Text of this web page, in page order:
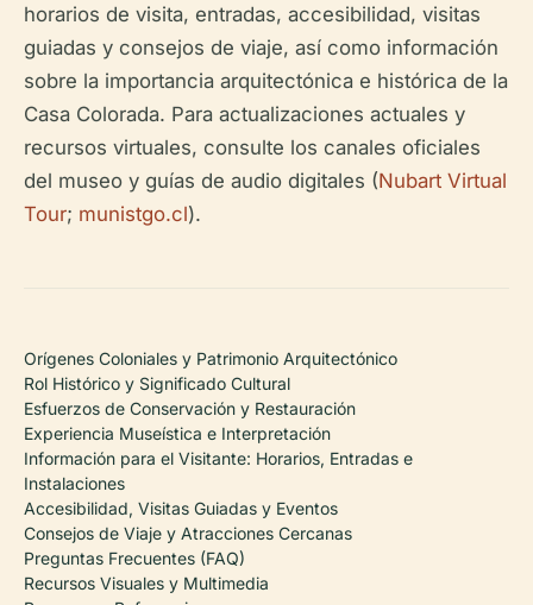
horarios de visita, entradas, accesibilidad, visitas
guiadas y consejos de viaje, así como información
sobre la importancia arquitectónica e histórica de la
Casa Colorada. Para actualizaciones actuales y
recursos virtuales, consulte los canales oficiales
del museo y guías de audio digitales (Nubart Virtual
Tour; munistgo.cl).
Orígenes Coloniales y Patrimonio Arquitectónico
Rol Histórico y Significado Cultural
Esfuerzos de Conservación y Restauración
Experiencia Museística e Interpretación
Información para el Visitante: Horarios, Entradas e
Instalaciones
Accesibilidad, Visitas Guiadas y Eventos
Consejos de Viaje y Atracciones Cercanas
Preguntas Frecuentes (FAQ)
Recursos Visuales y Multimedia